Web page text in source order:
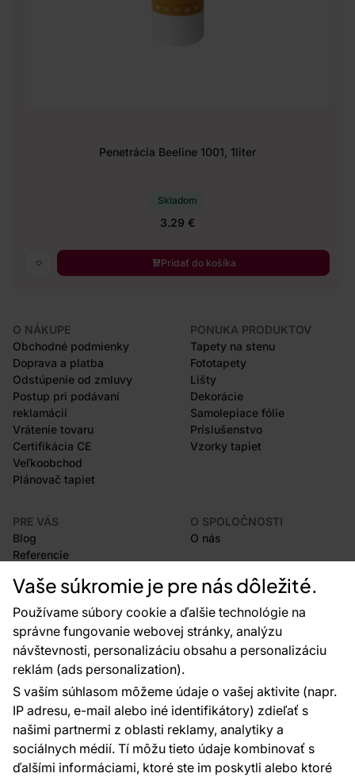
Vaše súkromie je pre nás dôležité.
Používame súbory cookie a ďalšie technológie na
správne fungovanie webovej stránky, analýzu
návštevnosti, personalizáciu obsahu a personalizáciu
reklám (ads personalization).
S vaším súhlasom môžeme údaje o vašej aktivite (napr.
IP adresu, e-mail alebo iné identifikátory) zdieľať s
našimi partnermi z oblasti reklamy, analytiky a
sociálnych médií. Tí môžu tieto údaje kombinovať s
ďalšími informáciami, ktoré ste im poskytli alebo ktoré
Penetrácia Beeline 1001, 1liter
Skladom
3.29 €
Pridať do košíka
O NÁKUPE
Obchodné podmienky
Doprava a platba
Odstúpenie od zmluvy
Postup pri podávaní
reklamácií
Vrátenie tovaru
Certifikácia CE
Veľkoobchod
Plánovač tapiet
PONUKA PRODUKTOV
Tapety na stenu
Fototapety
Lišty
Dekorácie
Samolepiace fólie
Príslušenstvo
Vzorky tapiet
PRE VÁS
Blog
Referencie
Rady a tipy
Najčastejšie otázky
O SPOLOČNOSTI
O nás
Kontakty
Sme tu pre vás 24 hodín denne, 7 dní v
týždni
+420 777 004 021
info@vavex.cz